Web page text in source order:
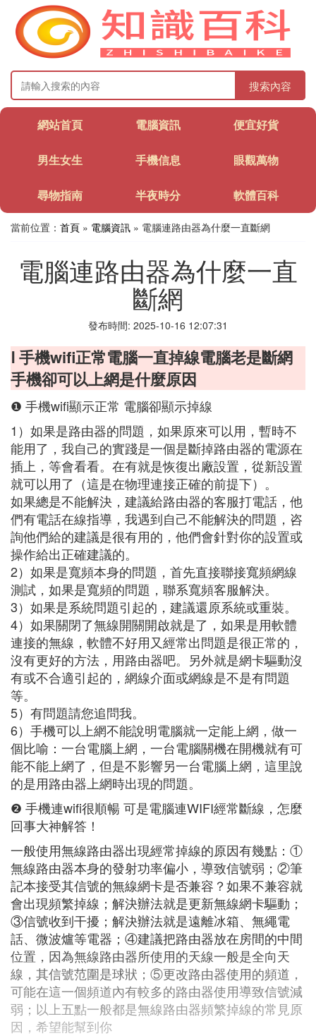
搜索內容
網站首頁 電腦資訊 便宜好貨
男生女生 手機信息 眼觀萬物
尋物指南 半夜時分 軟體百科
當前位置： 首頁 » 電腦資訊 » 電腦連路由器為什麼一直斷網
電腦連路由器為什麼一直
斷網
發布時間: 2025-10-16 12:07:31
Ⅰ 手機wifi正常電腦一直掉線電腦老是斷網
手機卻可以上網是什麼原因
❶ 手機wifi顯示正常 電腦卻顯示掉線
1）如果是路由器的問題，如果原來可以用，暫時不
能用了，我自己的實踐是一個是斷掉路由器的電源在
插上，等會看看。在有就是恢復出廠設置，從新設置
就可以用了（這是在物理連接正確的前提下）。
如果總是不能解決，建議給路由器的客服打電話，他
們有電話在線指導，我遇到自己不能解決的問題，咨
詢他們給的建議是很有用的，他們會針對你的設置或
操作給出正確建議的。
2）如果是寬頻本身的問題，首先直接聯接寬頻網線
測試，如果是寬頻的問題，聯系寬頻客服解決。
3）如果是系統問題引起的，建議還原系統或重裝。
4）如果關閉了無線開關開啟就是了，如果是用軟體
連接的無線，軟體不好用又經常出問題是很正常的，
沒有更好的方法，用路由器吧。另外就是網卡驅動沒
有或不合適引起的，網線介面或網線是不是有問題
等。
5）有問題請您追問我。
6）手機可以上網不能說明電腦就一定能上網，做一
個比喻：一台電腦上網，一台電腦關機在開機就有可
能不能上網了，但是不影響另一台電腦上網，這里說
的是用路由器上網時出現的問題。
❷ 手機連wifi很順暢 可是電腦連WIFI經常斷線，怎麼
回事大神解答！
一般使用無線路由器出現經常掉線的原因有幾點：①
無線路由器本身的發射功率偏小，導致信號弱；②筆
記本接受其信號的無線網卡是否兼容？如果不兼容就
會出現頻繁掉線；解決辦法就是更新無線網卡驅動；
③信號收到干擾；解決辦法就是遠離冰箱、無繩電
話、微波爐等電器；④建議把路由器放在房間的中間
位置，因為無線路由器所使用的天線一般是全向天
線，其信號范圍是球狀；⑤更改路由器使用的頻道，
可能在這一個頻道內有較多的路由器使用導致信號減
弱；以上五點一般都是無線路由器頻繁掉線的常見原
因，希望能幫到你